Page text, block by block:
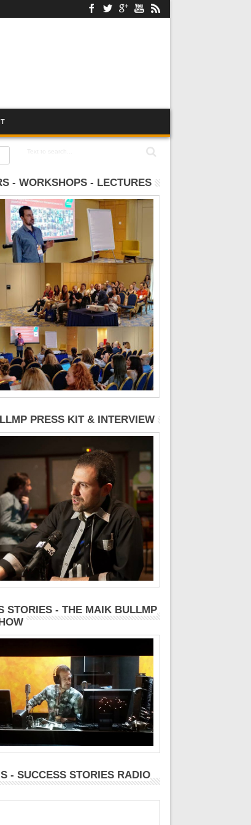
- WORKSHOPS - LECTURES
PRESS KIT & INTERVIEW
STORIES - THE MAIK BULLMP
- SUCCESS STORIES RADIO